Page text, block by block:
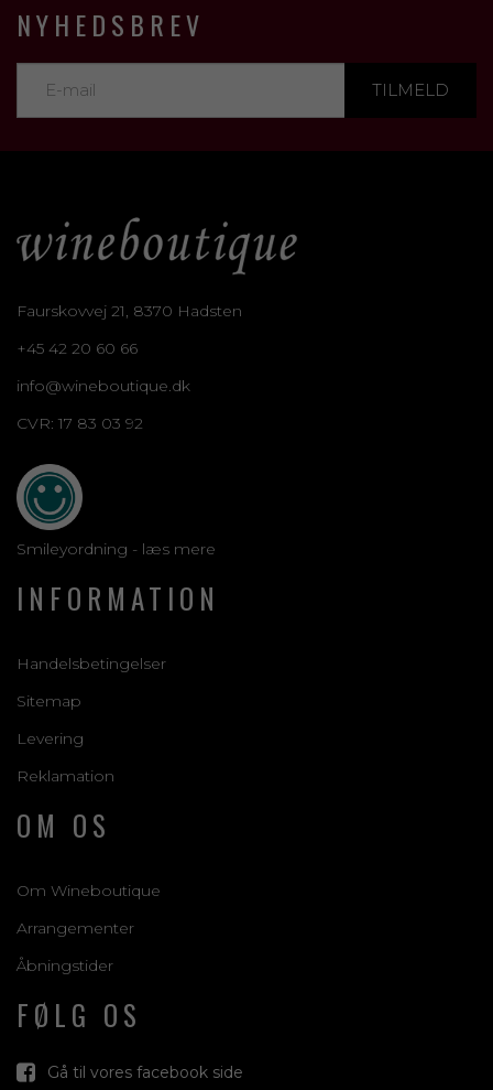
NYHEDSBREV
TILMELD
Faurskovvej 21, 8370 Hadsten
+45 42 20 60 66
info@wineboutique.dk
CVR: 17 83 03 92
Smileyordning - læs mere
INFORMATION
Handelsbetingelser
Sitemap
Levering
Reklamation
OM OS
Om Wineboutique
Arrangementer
Åbningstider
FØLG OS
Gå til vores facebook side